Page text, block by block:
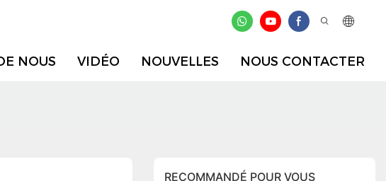
NOUS VIDÉO NOUVELLES NOUS CONTACTER
RECOMMANDÉ POUR VOUS